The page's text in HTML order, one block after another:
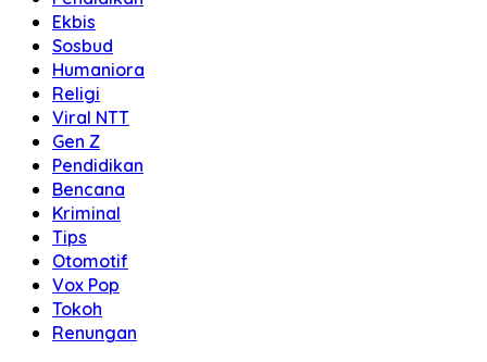
Ekbis
Sosbud
Humaniora
Religi
Viral NTT
Gen Z
Pendidikan
Bencana
Kriminal
Tips
Otomotif
Vox Pop
Tokoh
Renungan